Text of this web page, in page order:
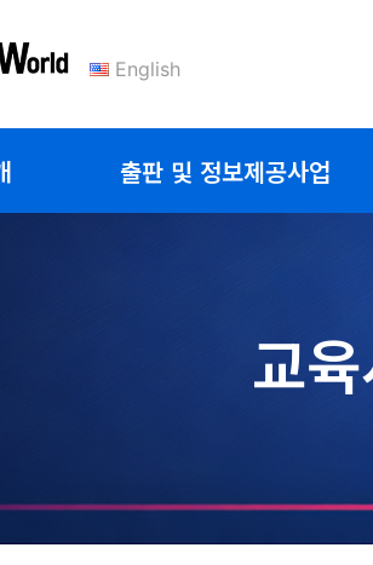
English
출판 및 정보제공사업
교